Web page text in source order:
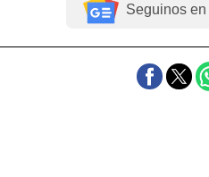
Seguinos en